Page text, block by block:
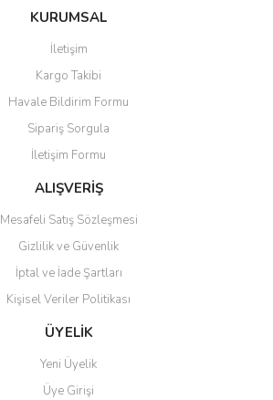
KURUMSAL
İletişim
Kargo Takibi
Havale Bildirim Formu
Sipariş Sorgula
İletişim Formu
ALIŞVERİŞ
Mesafeli Satış Sözleşmesi
Gizlilik ve Güvenlik
İptal ve İade Şartları
Kişisel Veriler Politikası
ÜYELİK
Yeni Üyelik
Üye Girişi